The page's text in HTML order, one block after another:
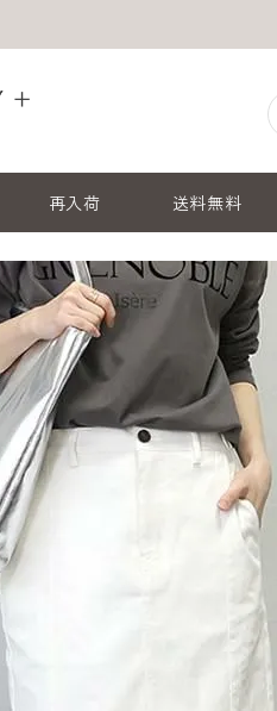
再入荷 送料無料